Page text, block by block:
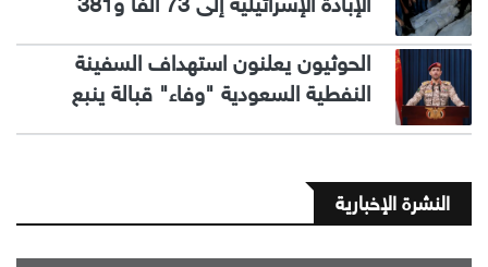
الحوثيون يعلنون استهداف السفينة
النفطية السعودية "وفاء" قبالة ينبع
النشرة الإخبارية